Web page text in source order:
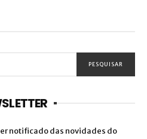
notificado das novidades do